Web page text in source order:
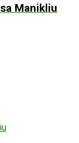
Manikliu